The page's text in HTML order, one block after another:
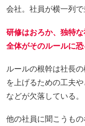
会社。社員が横一列
研修はおろか、独特
全体がそのルールに恐
ルールの根幹は社長
を上げるための工夫
などが欠落している。
他の社員に聞こうも